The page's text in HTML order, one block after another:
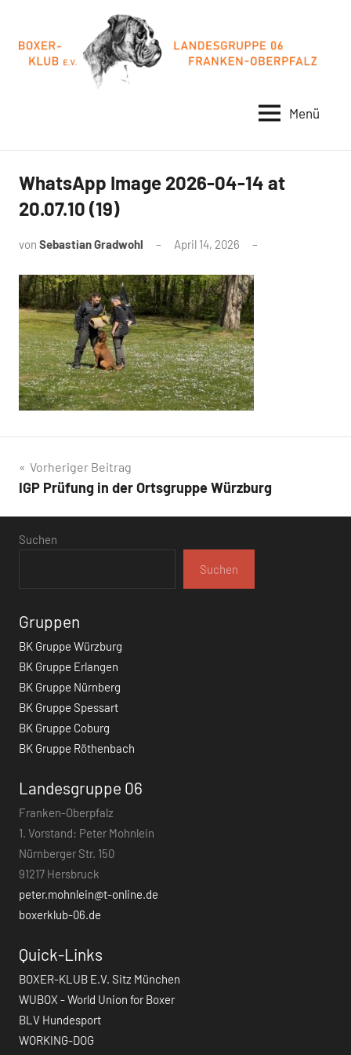
springen
KLUB
LG06
Menü
WhatsApp Image 2026-04-14 at
20.07.10 (19)
von Sebastian Gradwohl April 14, 2026
Beitragsnavigation
Vorheriger Beitrag
IGP Prüfung in der Ortsgruppe Würzburg
Suchen
Suchen
Gruppen
BK Gruppe Würzburg
BK Gruppe Erlangen
BK Gruppe Nürnberg
BK Gruppe Spessart
BK Gruppe Coburg
BK Gruppe Röthenbach
Landesgruppe 06
Franken-Oberpfalz
1. Vorstand: Peter Mohnlein
Nürnberger Str. 150
91217 Hersbruck
peter.mohnlein@t-online.de
boxerklub-06.de
Quick-Links
BOXER-KLUB E.V. Sitz München
WUBOX - World Union for Boxer
BLV Hundesport
WORKING-DOG